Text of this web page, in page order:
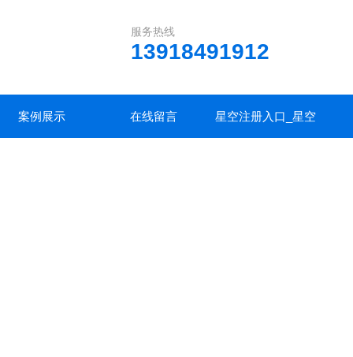
服务热线
13918491912
案例展示 在线留言 星空注册入口_星空